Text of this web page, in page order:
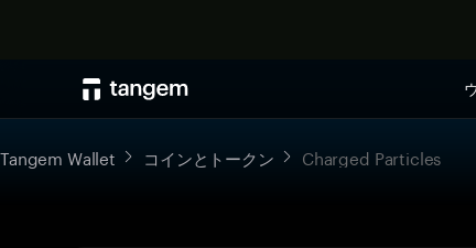
Tangem Wallet コインとトークン Charged Particles